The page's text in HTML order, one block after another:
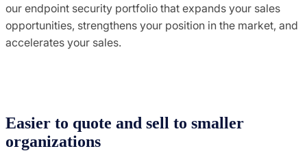
our endpoint security portfolio that expands your sales
opportunities, strengthens your position in the market, and
accelerates your sales.
Easier to quote and sell to smaller
organizations